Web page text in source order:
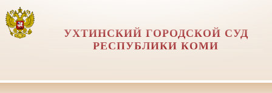
УХТИНСКИЙ ГОРОДСКОЙ СУД
РЕСПУБЛИКИ КОМИ